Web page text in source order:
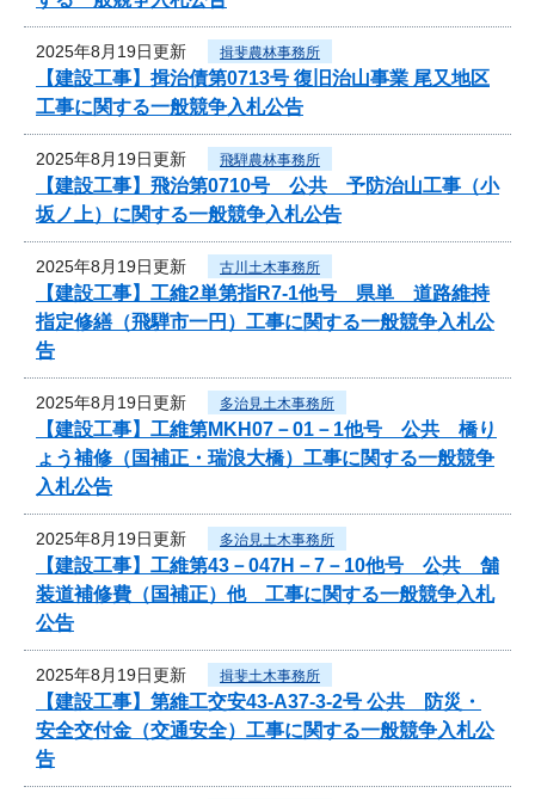
2025年8月19日更新 揖斐農林事務所
【建設工事】揖治債第0713号 復旧治山事業 尾又地区
工事に関する一般競争入札公告
2025年8月19日更新 飛騨農林事務所
【建設工事】飛治第0710号 公共 予防治山工事（小
坂ノ上）に関する一般競争入札公告
2025年8月19日更新 古川土木事務所
【建設工事】工維2単第指R7-1他号 県単 道路維持
指定修繕（飛騨市一円）工事に関する一般競争入札公
告
2025年8月19日更新 多治見土木事務所
【建設工事】工維第MKH07－01－1他号 公共 橋り
ょう補修（国補正・瑞浪大橋）工事に関する一般競争
入札公告
2025年8月19日更新 多治見土木事務所
【建設工事】工維第43－047H－7－10他号 公共 舗
装道補修費（国補正）他 工事に関する一般競争入札
公告
2025年8月19日更新 揖斐土木事務所
【建設工事】第維工交安43-A37-3-2号 公共 防災・
安全交付金（交通安全）工事に関する一般競争入札公
告